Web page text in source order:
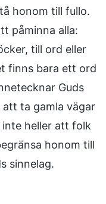
honom till fullo.
påminna alla:
till ord eller
finns bara ett ord
Guds
ta gamla vägar
heller att folk
honom till
sinnelag.